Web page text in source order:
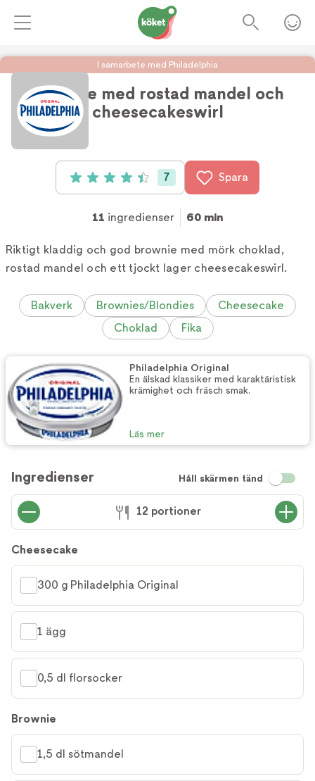
I samarbete med Philadelphia
Brownie med rostad mandel och
cheesecakeswirl
Betyg: 4.43 av 5 (7 röster)
7 Spara
11 ingredienser 60 min
Riktigt kladdig och god brownie med mörk choklad,
rostad mandel och ett tjockt lager cheesecakeswirl.
Bakverk Brownies/Blondies
Cheesecake
Choklad
Fika
Philadelphia Original
En älskad klassiker med karaktäristisk
krämighet och fräsch smak.
Läs mer
Ingredienser Håll skärmen tänd
12 portioner
Cheesecake
300 g Philadelphia Original
1 ägg
0,5 dl florsocker
Brownie
1,5 dl sötmandel